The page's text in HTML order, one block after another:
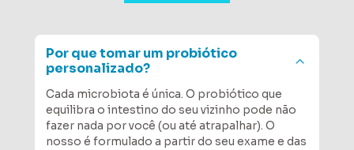
Por que tomar um probiótico
personalizado?
Cada microbiota é única. O probiótico que
equilibra o intestino do seu vizinho pode não
fazer nada por você (ou até atrapalhar). O
nosso é formulado a partir do seu exame e das